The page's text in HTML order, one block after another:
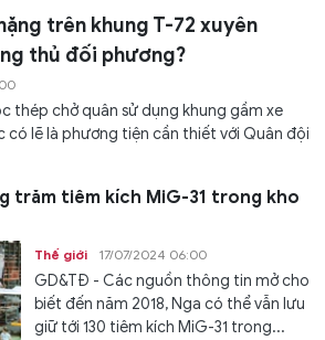
trên khung T-72 xuyên
thủ đối phương?
thép chở quân sử dụng khung gầm xe
có lẽ là phương tiện cần thiết với Quân đội
trăm tiêm kích MiG-31 trong kho
Thế giới 17/07/2024 06:00
GD&TĐ - Các nguồn thông tin mở cho
biết đến năm 2018, Nga có thể vẫn lưu
giữ tới 130 tiêm kích MiG-31 trong...